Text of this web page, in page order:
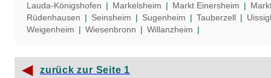
Lauda-Königshofen | Markelsheim | Markt Einersheim |
Rüdenhausen | Seinsheim | Sugenheim | Tauberzell |
Weigenheim | Wiesenbronn | Willanzheim |
◀ zurück zur Seite 1